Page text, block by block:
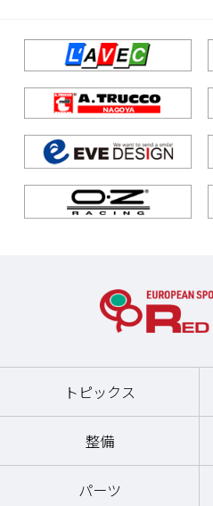
トピックス
整備
パーツ